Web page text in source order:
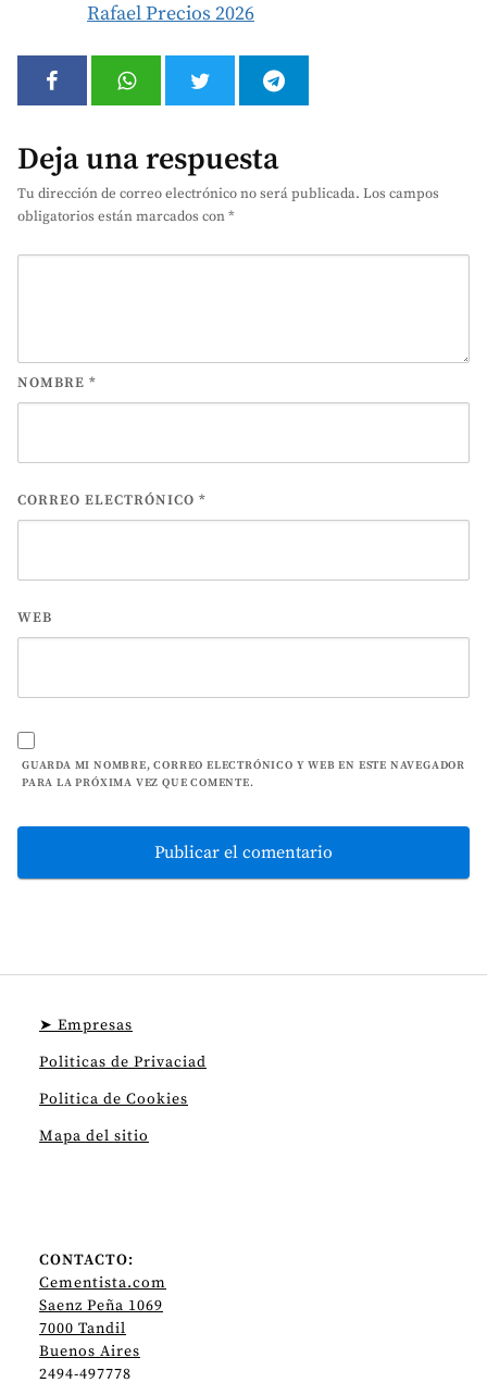
Rafael Precios 2026
Deja una respuesta
Tu dirección de correo electrónico no será publicada. Los campos
obligatorios están marcados con*
NOMBRE *
CORREO ELECTRÓNICO *
WEB
GUARDA MI NOMBRE, CORREO ELECTRÓNICO Y WEB EN ESTE NAVEGADOR
PARA LA PRÓXIMA VEZ QUE COMENTE.
➤ Empresas
Politicas de Privaciad
Politica de Cookies
Mapa del sitio
CONTACTO:
Cementista.com
Saenz Peña 1069
7000 Tandil
Buenos Aires
2494-497778